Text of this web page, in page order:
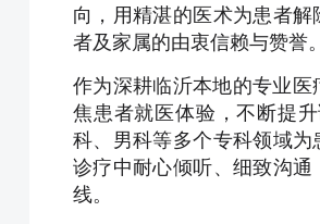
向，用精湛的医术为患者
者及家属的由衷信赖与赞誉。
作为深耕临沂本地的专业
焦患者就医体验，不断提
科、男科等多个专科领域
诊疗中耐心倾听、细致沟
线。